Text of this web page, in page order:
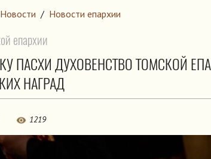
Новости / Новости епархии
епархии
ПАСХИ ДУХОВЕНСТВО ТОМСКОЙ
НАГРАД
1219